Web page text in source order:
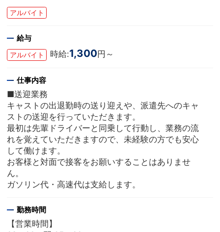
アルバイト
給与
アルバイト 時給:1,300 円～
仕事内容
■送迎業務
キャストの出退勤時の送り迎えや、派遣先へのキャ
ストの送迎を行っていただきます。
最初は先輩ドライバーと同乗して行動し、業務の流
れを覚えていただきますので、未経験の方でも安心
して働けます。
お客様と対面で接客をお願いすることはありませ
ん。
ガソリン代・高速代は支給します。
勤務時間
【営業時間】